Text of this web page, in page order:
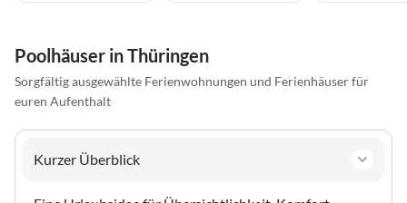
Poolhäuser in Thüringen
Sorgfältig ausgewählte Ferienwohnungen und Ferienhäuser für
euren Aufenthalt
Kurzer Überblick